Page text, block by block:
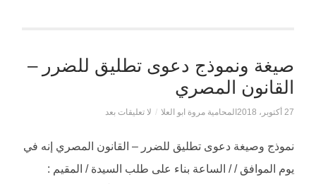
صيغة ونموذج دعوى تطليق للضرر –
القانون المصري
27 أكتوبر، 2018 المحامية مروة ابو العلا / لا تعليقات بعد
نموذج وصيغة دعوى تطليق للضرر – القانون المصري إنه في
يوم الموافق / / الساعة بناء على طلب السيدة / المقيم :